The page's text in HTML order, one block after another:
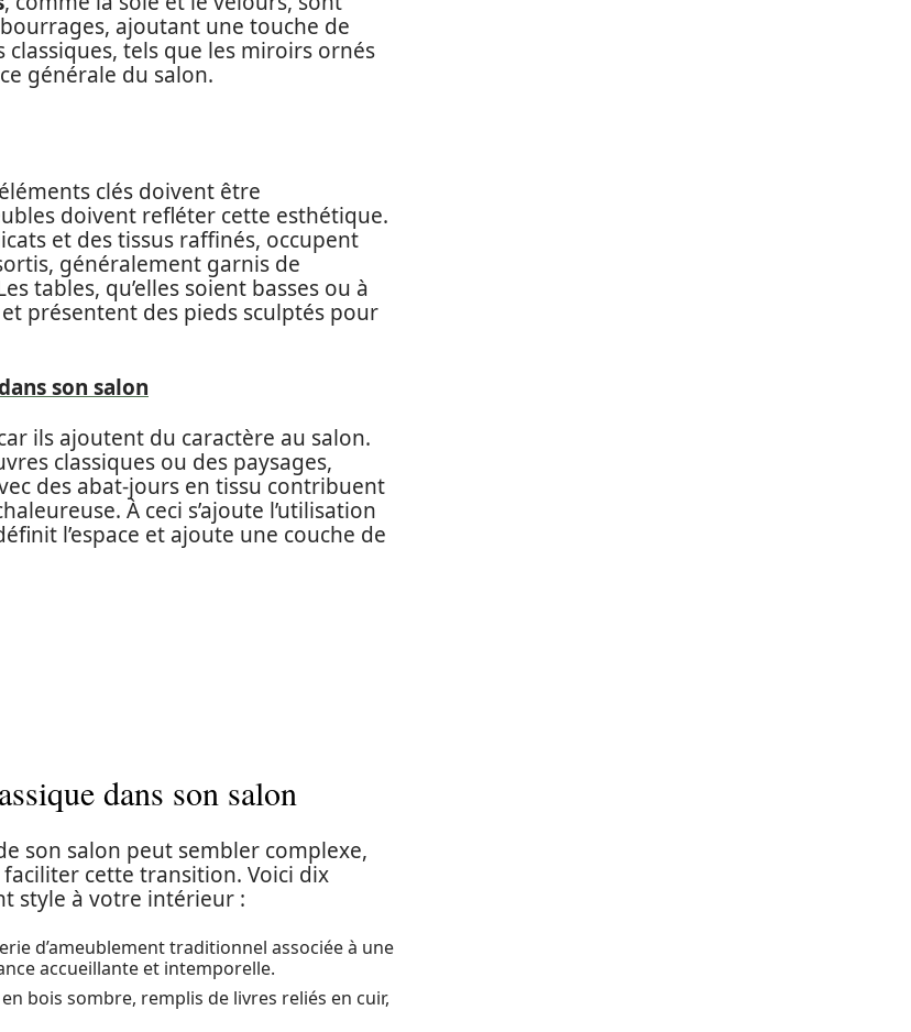
ajoutant une touche de
classiques, tels que les miroirs ornés
générale du salon.
clés doivent être
doivent refléter cette esthétique.
et des tissus raffinés, occupent
généralement garnis de
tables, qu’elles soient basses ou à
présentent des pieds sculptés pour
son salon
ils ajoutent du caractère au salon.
classiques ou des paysages,
des abat-jours en tissu contribuent
À ceci s’ajoute l’utilisation
l’espace et ajoute une couche de
dans son salon
son salon peut sembler complexe,
cette transition. Voici dix
style à votre intérieur :
d’ameublement traditionnel associée à une
accueillante et intemporelle.
bois sombre, remplis de livres reliés en cuir,